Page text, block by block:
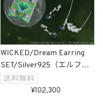
WICKED/Dream Earring
SET/Silver925（エルファ
バ）受注生産
102,300